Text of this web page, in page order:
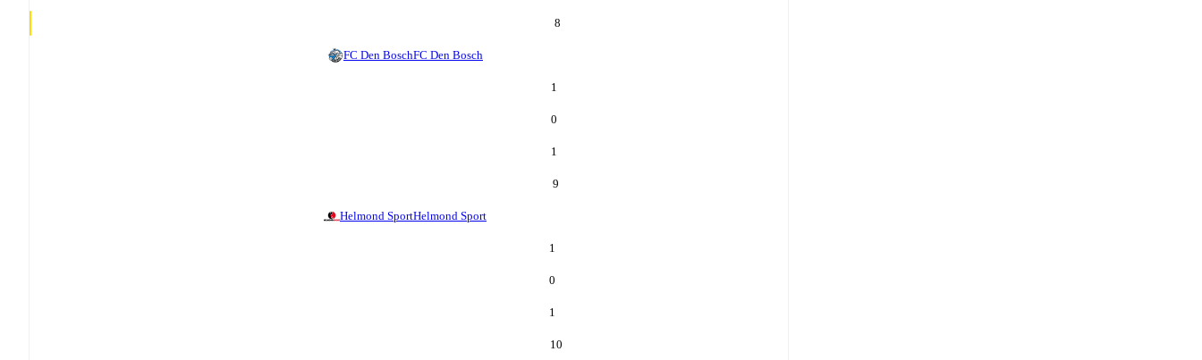
8
FC Den BoschFC Den Bosch
1
0
1
9
Helmond SportHelmond Sport
1
0
1
10